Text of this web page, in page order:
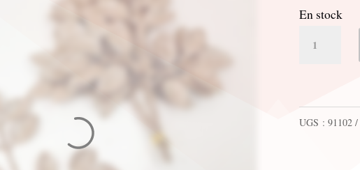
En stock
Jolies
branches
UGS : 91102